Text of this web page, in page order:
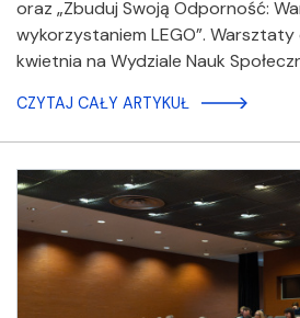
oraz „Zbuduj Swoją Odporność:
wykorzystaniem LEGO”.
kwietnia na Wydziale Nauk
CZYTAJ CAŁY ARTYKUŁ